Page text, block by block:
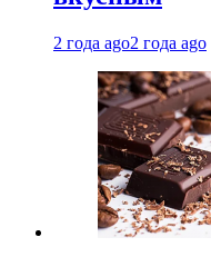
2 года ago2 года ago